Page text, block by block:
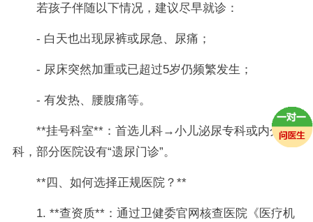
若孩子伴随以下情况，建议尽早就诊：
- 白天也出现尿裤或尿急、尿痛；
- 尿床突然加重或已超过5岁仍频繁发生；
- 有发热、腰腹痛等。
**挂号科室**：首选儿科→小儿泌尿专科或内分泌
科，部分医院设有“遗尿门诊”。
**四、如何选择正规医院？**
1. **查资质**：通过卫健委官网核查医院《医疗机